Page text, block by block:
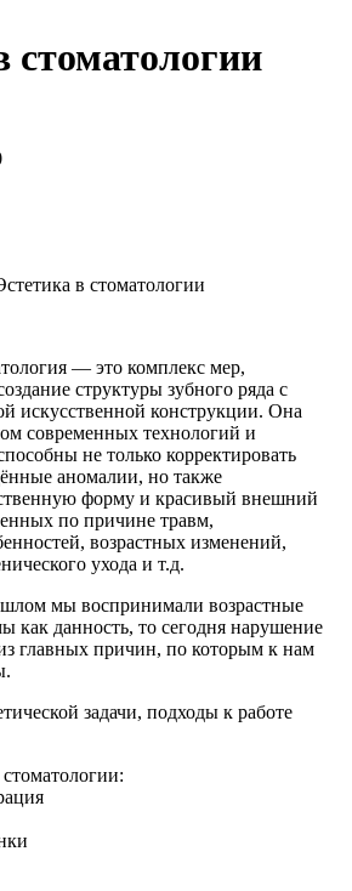
стоматологии
в стоматологии
— это комплекс мер,
структуры зубного ряда с
искусственной конструкции. Она
современных технологий и
не только корректировать
аномалии, но также
форму и красивый внешний
по причине травм,
возрастных изменений,
ухода и т.д.
мы воспринимали возрастные
как данность, то сегодня нарушение
главных причин, по которым к нам
задачи, подходы к работе